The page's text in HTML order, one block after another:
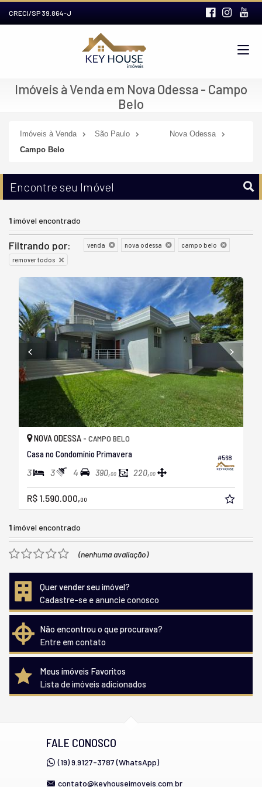
CRECI/SP 39.864-J
Imóveis à Venda em Nova Odessa - Campo
Belo
Imóveis à Venda São Paulo
Nova Odessa
Campo Belo
Encontre seu Imóvel
1imóvel encontrado
Filtrando por: venda nova odessa
campo belo
remover todos
#568
NOVA ODESSA - CAMPO BELO
Casa no Condomínio Primavera
3 3 4 390,00 220,00
R$ 1.590.000,00
1imóvel encontrado
(nenhuma avaliação)
Quer vender seu imóvel?
Cadastre-se e anuncie conosco
Não encontrou o que procurava?
Entre em contato
Meus imóveis Favoritos
Lista de imóveis adicionados
FALE CONOSCO
(19) 9.9127-3787 (WhatsApp)
contato@keyhouseimoveis.com.br